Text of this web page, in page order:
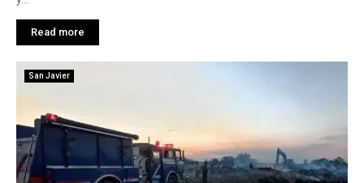
Read more
San Javier